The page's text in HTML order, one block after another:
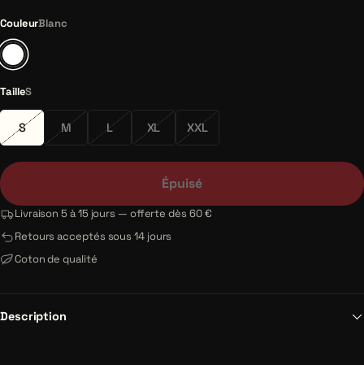
CouleurBlanc
Blanc
TailleS
S M L XL XXL
Épuisé
Livraison 5 à 15 jours — offerte dès 60 €
Retours acceptés sous 14 jours
Coton de qualité
Description